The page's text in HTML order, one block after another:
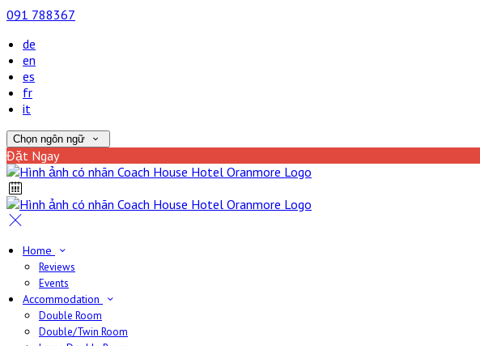
091 788367
de
en
es
fr
it
Chọn ngôn ngữ
Đặt Ngay
Home
Reviews
Events
Accommodation
Double Room
Double/Twin Room